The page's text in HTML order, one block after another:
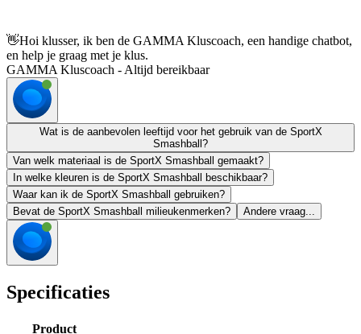
👋Hoi klusser, ik ben de GAMMA Kluscoach, een handige chatbot,
en help je graag met je klus.
GAMMA Kluscoach - Altijd bereikbaar
Wat is de aanbevolen leeftijd voor het gebruik van de SportX
Smashball?
Van welk materiaal is de SportX Smashball gemaakt?
In welke kleuren is de SportX Smashball beschikbaar?
Waar kan ik de SportX Smashball gebruiken?
Bevat de SportX Smashball milieukenmerken?
Andere vraag...
Specificaties
Product